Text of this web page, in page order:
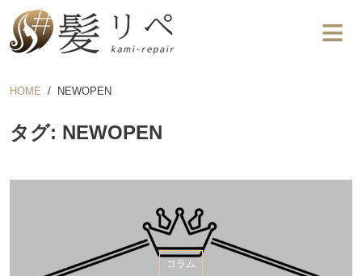
HOME NEWOPEN
タグ: NEWOPEN
コラム